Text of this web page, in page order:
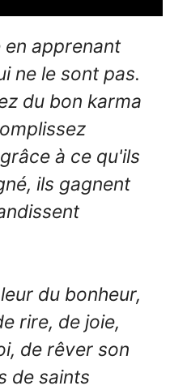
en apprenant
ne le sont pas.
du bon karma
à ce qu'ils
ils gagnent
du bonheur,
rire, de joie,
de rêver son
de saints